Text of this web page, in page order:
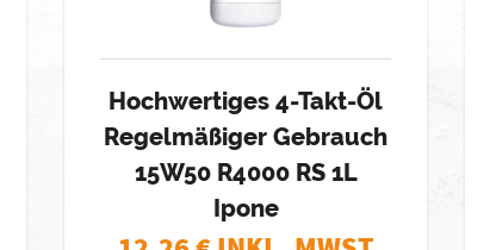
Hochwertiges 4-Takt-Öl
Regelmäßiger Gebrauch
15W50 R4000 RS 1L
Ipone